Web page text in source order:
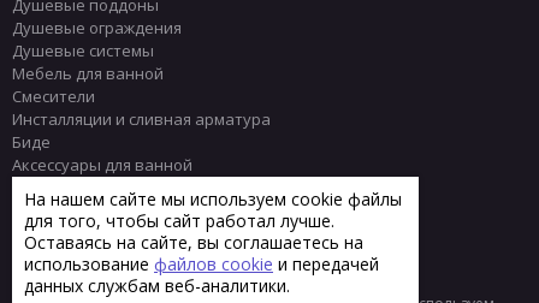
Душевые поддоны
Душевые ограждения
Душевые системы
Мебель для ванной
Смесители
Инсталляции и сливная арматура
Биде
Аксессуары для ванной
Полотенцесушители
Комплектующие
Плитка
На нашем сайте мы используем cookie файлы
для того, чтобы сайт работал лучше.
Оставаясь на сайте, вы соглашаетесь на
использование файлов cookie и передачей
данных службам веб-аналитики.